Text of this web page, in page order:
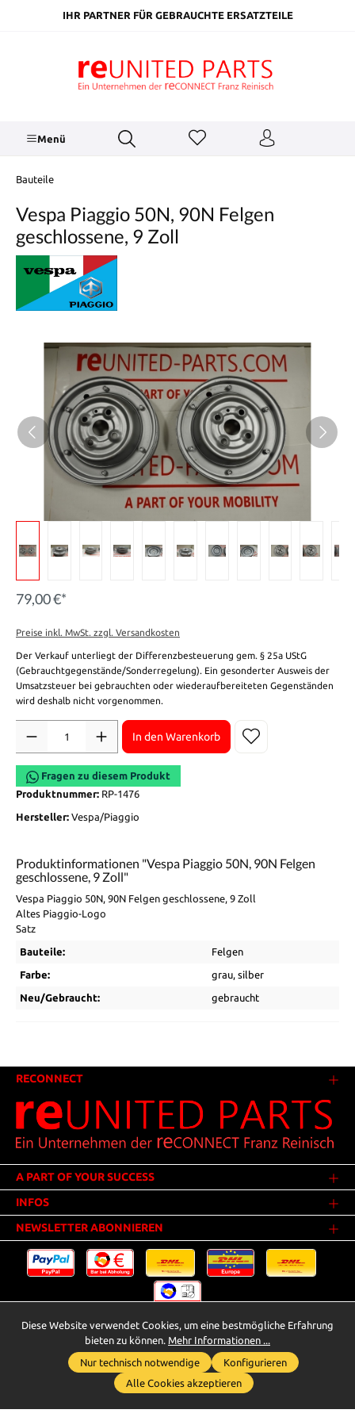
springenIHR PARTNER FÜR GEBRAUCHTE ERSATZTEILE
Menü
Bauteile
Vespa Piaggio 50N, 90N Felgen
geschlossene, 9 Zoll
79,00 €*
Preise inkl. MwSt. zzgl. Versandkosten
Der Verkauf unterliegt der Differenzbesteuerung gem. § 25a UStG
(Gebrauchtgegenstände/Sonderregelung). Ein gesonderter Ausweis der
Umsatzsteuer bei gebrauchten oder wiederaufbereiteten Gegenständen
wird deshalb nicht vorgenommen.
In den Warenkorb
Fragen zu diesem Produkt
Produktnummer: RP-1476
Hersteller: Vespa/Piaggio
Produktinformationen "Vespa Piaggio 50N, 90N Felgen
geschlossene, 9 Zoll"
Vespa Piaggio 50N, 90N Felgen geschlossene, 9 Zoll
Altes Piaggio-Logo
Satz
Bauteile: Felgen
Farbe: grau, silber
Neu/Gebraucht: gebraucht
RECONNECT
A PART OF YOUR SUCCESS
INFOS
NEWSLETTER ABONNIEREN
* Alle Preise inkl. gesetzl. Mehrwertsteuer zzgl.Versandkosten
Innerhalb Deutschlands - Versandkostenfrei ab 25,00 Euro Warenwert.
** Der Verkauf unterliegt der Differenzbesteuerung gem. § 25a UStG
(Gebrauchtgegenstände/Sonderregelung). Ein gesonderter Ausweis der
Umsatzsteuer bei gebrauchten oder wiederaufbereiteten Gegenständen
Whatsapp für Anfragen
Diese Website verwendet Cookies, um eine bestmögliche Erfahrung
bieten zu können. Mehr Informationen ...
Nur technisch notwendige
Konfigurieren
Alle Cookies akzeptieren